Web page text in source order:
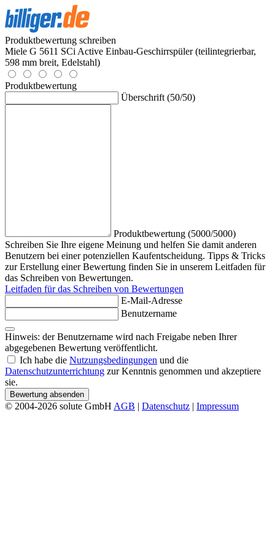
Produktbewertung schreiben
Miele G 5611 SCi Active Einbau-Geschirrspüler (teilintegrierbar,
598 mm breit, Edelstahl)
Produktbewertung
Überschrift (50/50)
Produktbewertung (5000/5000)
Schreiben Sie Ihre eigene Meinung und helfen Sie damit anderen
Benutzern bei einer potenziellen Kaufentscheidung. Tipps & Tricks
zur Erstellung einer Bewertung finden Sie in unserem Leitfaden für
das Schreiben von Bewertungen.
Leitfaden für das Schreiben von Bewertungen
E-Mail-Adresse
Benutzername
Hinweis: der Benutzername wird nach Freigabe neben Ihrer
abgegebenen Bewertung veröffentlicht.
Ich habe die Nutzungsbedingungen und die
Datenschutzunterrichtung zur Kenntnis genommen und akzeptiere
sie.
Bewertung absenden
© 2004-2026 solute GmbH AGB | Datenschutz | Impressum